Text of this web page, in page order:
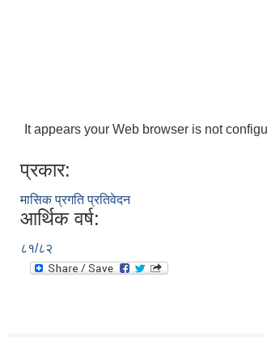
It appears your Web browser is not
प्रकार:
मासिक प्रगति प्रतिवेदन
आर्थिक वर्ष:
८१/८२